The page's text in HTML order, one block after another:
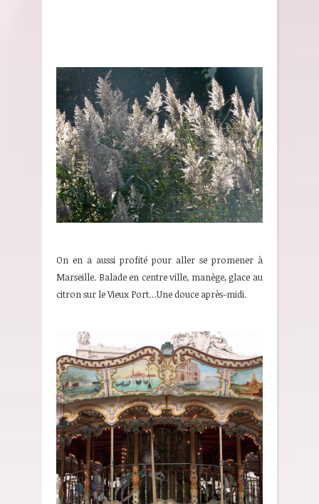
On en a aussi profité pour aller se promener à
Marseille. Balade en centre ville, manège, glace au
citron sur le Vieux Port…Une douce après-midi.